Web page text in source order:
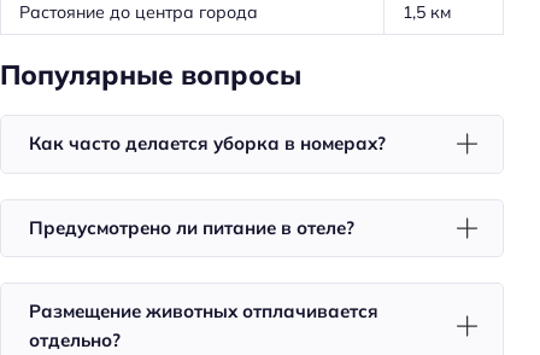
Номера для некурящих
Тапочки
Телевизор в номере
Холодильник
Уборка
Санузел в номере
Растояние до центра города
1,5 км
Популярные вопросы
Как часто делается уборка в номерах?
Предусмотрено ли питание в отеле?
Размещение животных отплачивается
отдельно?